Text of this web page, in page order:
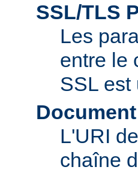
SSL/TLS
Les
entre le
SSL est
L'URI
chaîne